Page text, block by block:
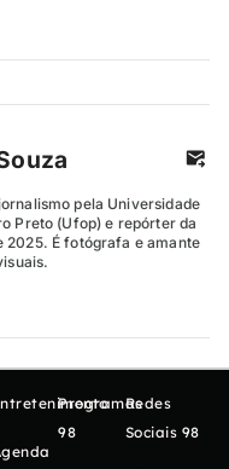
pela Universidade
Preto (Ufop) e repórter da
2025. É fotógrafa e amante
Programas
98
Redes
Sociais 98